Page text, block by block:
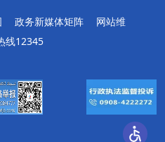
政务新媒体矩阵
网站维
线12345